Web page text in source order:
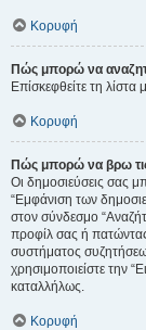
Κορυφή
Πώς μπορώ να
Επίσκεφθείτε τη
Κορυφή
Πώς μπορώ να βρω τις
Οι δημοσιεύσεις σας
“Εμφάνιση των
στον σύνδεσμο
προφίλ σας ή
συστήματος
χρησιμοποιείστε την
καταλλήλως.
Κορυφή